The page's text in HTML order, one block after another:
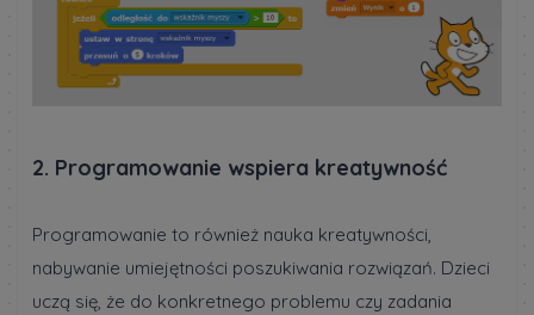
2. Programowanie wspiera kreatywność
Programowanie to również nauka kreatywności,
nabywanie umiejętności poszukiwania rozwiązań. Dzieci
uczą się, że do konkretnego problemu czy zadania